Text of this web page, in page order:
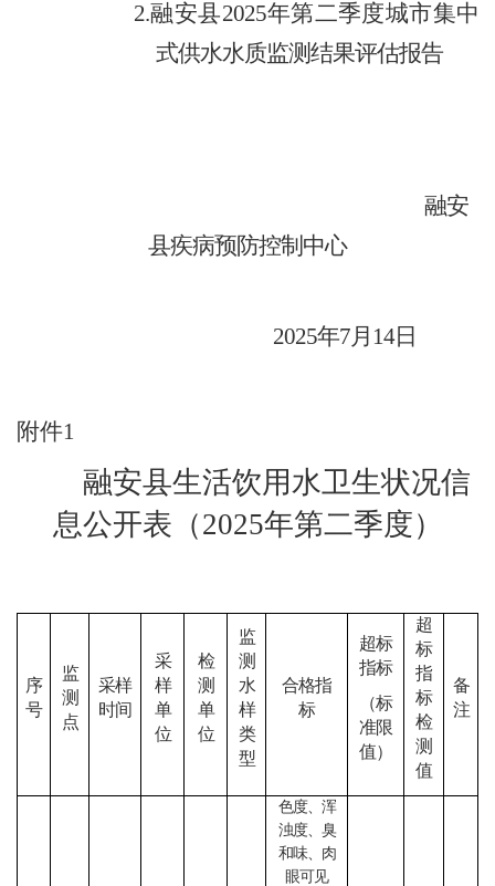
2.融安县2025年第二季度城市集中
式供水水质监测结果评估报告
融安
县疾病预防控制中心
2025年7月 14日
附件1
融安县生活饮用水卫生状况信
息公开表（2025年第二季度）
序
号
监
测
点
采样
时间
采
样
单
位
检
测
单
位
监
测
水
样
类
型
合格指
标
超标
指标
（标
准限
值）
超
标
指
标
检
测
值
备
注
色度、浑
浊度、臭
和味、肉
眼可见